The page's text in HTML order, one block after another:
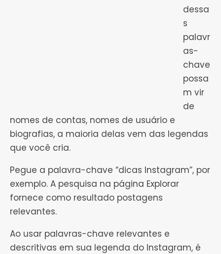
dessa
s
palavr
as-
chave
possa
m vir
de
nomes de contas, nomes de usuário e
biografias, a maioria delas vem das legendas
que você cria.
Pegue a palavra-chave “dicas Instagram”, por
exemplo. A pesquisa na página Explorar
fornece como resultado postagens
relevantes.
Ao usar palavras-chave relevantes e
descritivas em sua legenda do Instagram, é